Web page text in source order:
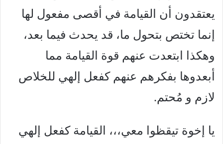
يعتقدون أن القيامة في أقصى مفعول لها
إنما تختص بتحول ما، قد يحدث فيما بعد،
وهكذا ابتعدت عنهم قوة القيامة مما
أبعدوها بفكرهم عنهم كفعل إلهي للخلاص
لازم و مُحتم.
يا إخوة تيقظوا معي،،، القيامة كفعل إلهي